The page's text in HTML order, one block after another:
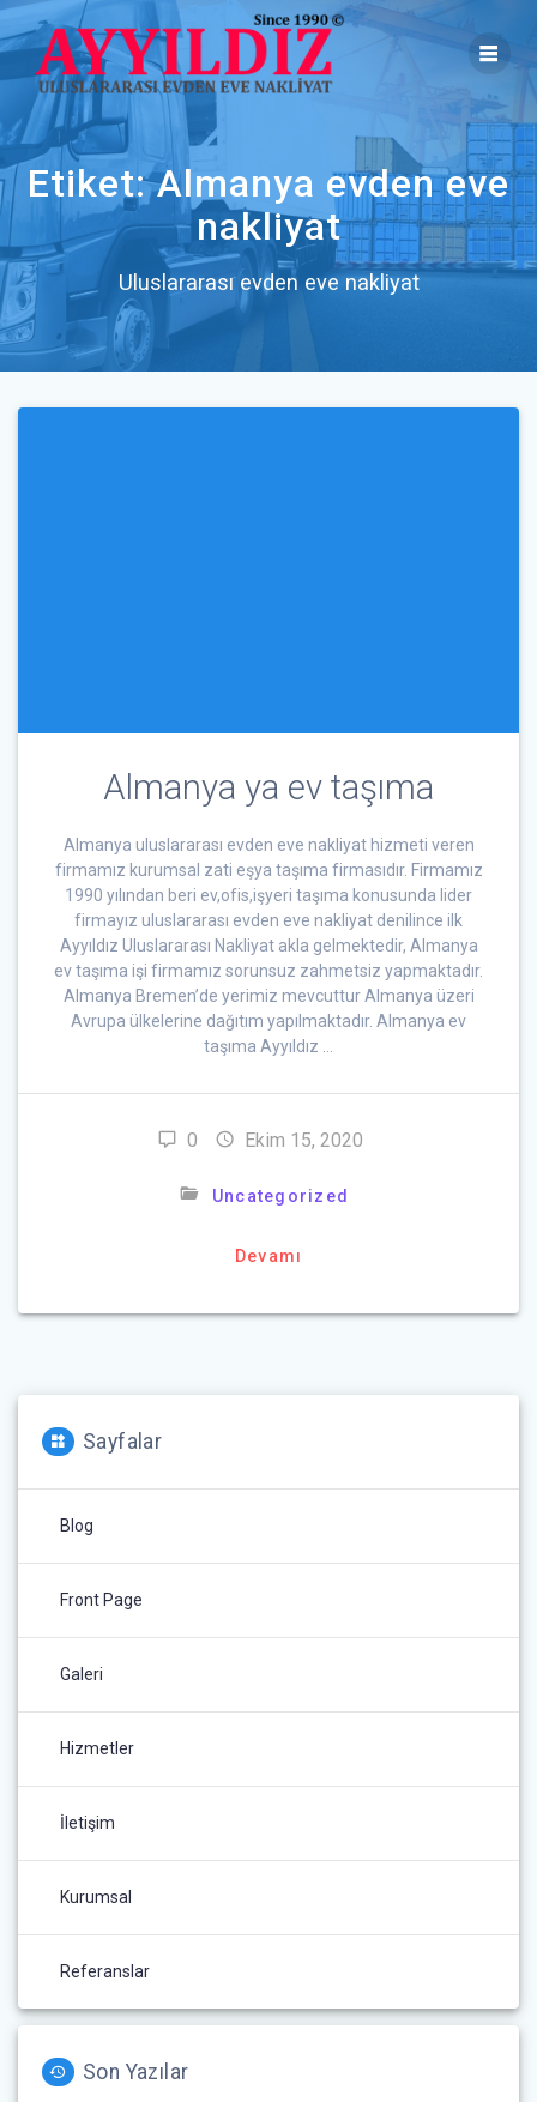
Skip
to
content
Etiket:Almanya evden eve
nakliyat
Uluslararası evden eve nakliyat
Almanya ya ev taşıma
Almanya uluslararası evden eve nakliyat hizmeti veren
firmamız kurumsal zati eşya taşıma firmasıdır. Firmamız
1990 yılından beri ev,ofis,işyeri taşıma konusunda lider
firmayız uluslararası evden eve nakliyat denilince ilk
Ayyıldız Uluslararası Nakliyat akla gelmektedir, Almanya
ev taşıma işi firmamız sorunsuz zahmetsiz yapmaktadır.
Almanya Bremen’de yerimiz mevcuttur Almanya üzeri
Avrupa ülkelerine dağıtım yapılmaktadır. Almanya ev
taşıma Ayyıldız …
0 Ekim 15, 2020
Uncategorized
Devamı
Sayfalar
Blog
Front Page
Galeri
Hizmetler
İletişim
Kurumsal
Referanslar
Son Yazılar